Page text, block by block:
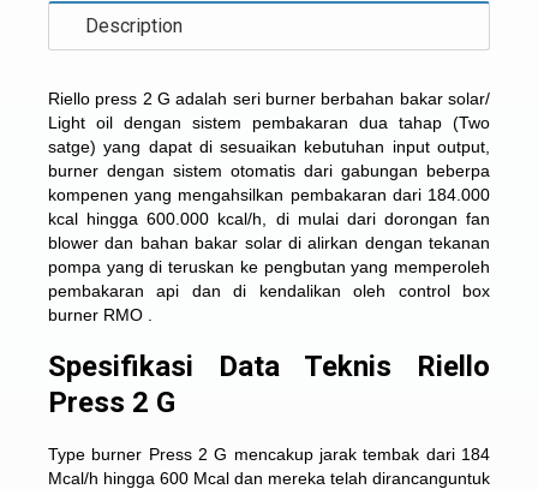
Description
Riello press 2 G adalah seri burner berbahan bakar solar/
Light oil dengan sistem pembakaran dua tahap (Two
satge) yang dapat di sesuaikan kebutuhan input output,
burner dengan sistem otomatis dari gabungan beberpa
kompenen yang mengahsilkan pembakaran dari 184.000
kcal hingga 600.000 kcal/h, di mulai dari dorongan fan
blower dan bahan bakar solar di alirkan dengan tekanan
pompa yang di teruskan ke pengbutan yang memperoleh
pembakaran api dan di kendalikan oleh control box
burner RMO .
Spesifikasi Data Teknis Riello
Press 2 G
Type burner Press 2 G mencakup jarak tembak dari 184
Mcal/h hingga 600 Mcal dan mereka telah dirancanguntuk